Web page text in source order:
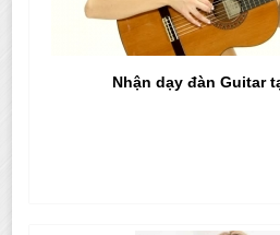
Nhận dạy đàn Guitar